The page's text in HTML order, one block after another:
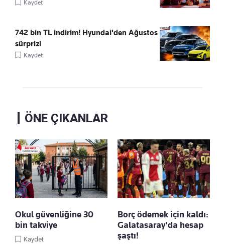
Kaydet
742 bin TL indirim! Hyundai'den Ağustos
sürprizi
Kaydet
ÖNE ÇIKANLAR
Okul güvenliğine 30
bin takviye
Kaydet
Borç ödemek için kaldı:
Galatasaray'da hesap
şaştı!